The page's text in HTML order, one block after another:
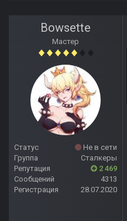
Bowsette
Мастер
Статус
Не в сети
Группа
Сталкеры
Репутация
2 469
Сообщений
4313
Регистрация
28.07.2020